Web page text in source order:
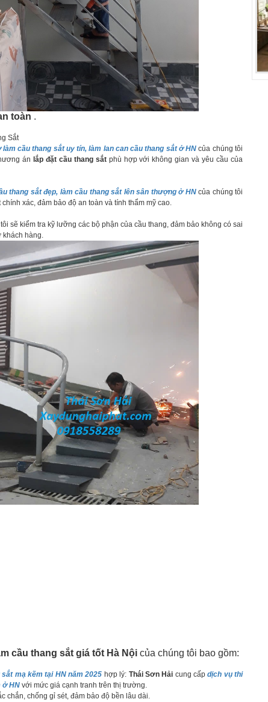
toàn .
Sắt
làm cầu thang sắt uy tín, làm lan can cầu thang sắt ở HN của chúng tôi
án lắp đặt cầu thang sắtphù hợp với không gian và yêu cầu của
thang sắt đẹp, làm cầu thang sắt lên sân thượng ở HNcủa chúng tôi
chính xác, đảm bảo độ an toàn và tính thẩm mỹ cao.
sẽ kiểm tra kỹ lưỡng các bộ phận của cầu thang, đảm bảo không có sai
khách hàng.
cầu thang sắt giá tốt Hà Nội của chúng tôi bao gồm:
mạ kẽm tại HN năm 2025 hợp lý: Thái Sơn Hải cung cấpdịch vụ thi
ở HN với mức giá cạnh tranh trên thị trường.
chống gỉ sét, đảm bảo độ bền lâu dài.